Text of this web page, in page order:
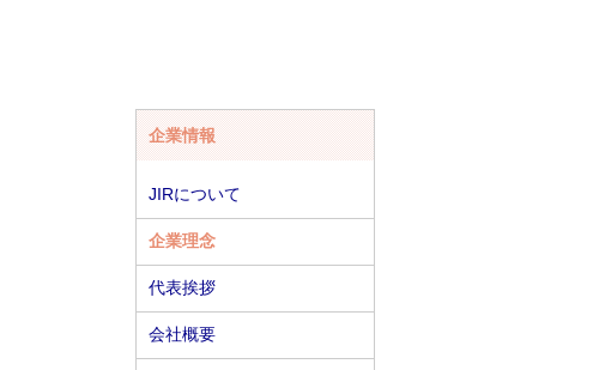
企業情報
JIRについて
企業理念
代表挨拶
会社概要